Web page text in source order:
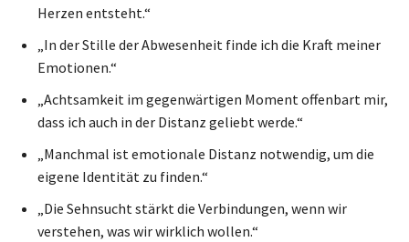
Herzen entsteht.“
„In der Stille der Abwesenheit finde ich die Kraft meiner
Emotionen.“
„Achtsamkeit im gegenwärtigen Moment offenbart mir,
dass ich auch in der Distanz geliebt werde.“
„Manchmal ist emotionale Distanz notwendig, um die
eigene Identität zu finden.“
„Die Sehnsucht stärkt die Verbindungen, wenn wir
verstehen, was wir wirklich wollen.“